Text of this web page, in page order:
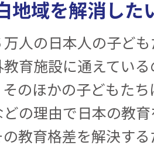
地域を解消した
人の日本人の子ど
育施設に通えてい
のほかの子どもた
の理由で日本の教
教育格差を解決す